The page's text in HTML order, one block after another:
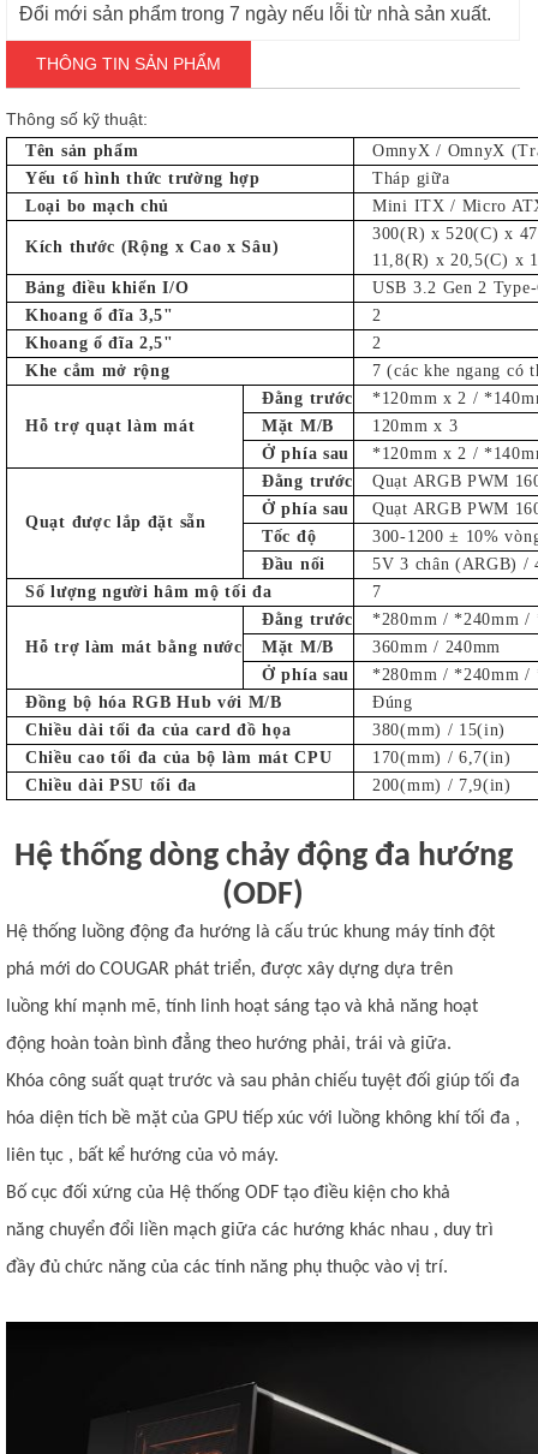
Đổi mới sản phẩm trong 7 ngày nếu lỗi từ nhà sản xuất.
THÔNG TIN SẢN PHẨM
Thông số kỹ thuật:
Tên sản phẩm
OmnyX / OmnyX
Yếu tố hình thức trường hợp
Tháp giữa
Loại bo mạch chủ
Mini ITX / Micro
Kích thước (Rộng x Cao x Sâu)
300(R) x 520(C) x
11,8(R) x 20,5(C) x
Bảng điều khiển I/O
USB 3.2 Gen 2
Khoang ổ đĩa 3,5"
2
Khoang ổ đĩa 2,5"
2
Khe cắm mở rộng
7 (các khe ngang có
Hỗ trợ quạt làm mát
Đằng trước
*120mm x 2 /
Mặt M/B
120mm x 3
Ở phía sau
*120mm x 2 /
Quạt được lắp đặt sẵn
Đằng trước
Quạt ARGB PWM
Ở phía sau
Quạt ARGB PWM
Tốc độ
300-1200 ± 10%
Đầu nối
5V 3 chân (ARGB) /
Số lượng người hâm mộ tối đa
7
Hỗ trợ làm mát bằng nước
Đằng trước
*280mm / *240mm /
Mặt M/B
360mm / 240mm
Ở phía sau
*280mm / *240mm /
Đồng bộ hóa RGB Hub với M/B
Đúng
Chiều dài tối đa của card đồ họa
380(mm) / 15(in)
Chiều cao tối đa của bộ làm mát CPU
170(mm) / 6,7(in)
Chiều dài PSU tối đa
200(mm) / 7,9(in)
Hệ thống dòng chảy động đa hướng
(ODF)
Hệ thống luồng động đa hướng là cấu trúc khung máy tính đột
phá mới do COUGAR phát triển, được xây dựng dựa trên
luồng khí mạnh mẽ, tính linh hoạt sáng tạo và khả năng hoạt
động hoàn toàn bình đẳng theo hướng phải, trái và giữa.
Khóa công suất quạt trước và sau phản chiếu tuyệt đối giúp tối đa
hóa diện tích bề mặt của GPU tiếp xúc với luồng không khí tối đa ,
liên tục , bất kể hướng của vỏ máy.
Bố cục đối xứng của Hệ thống ODF tạo điều kiện cho khả
năng chuyển đổi liền mạch giữa các hướng khác nhau , duy trì
đầy đủ chức năng của các tính năng phụ thuộc vào vị trí.